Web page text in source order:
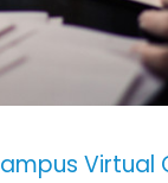
Virtual